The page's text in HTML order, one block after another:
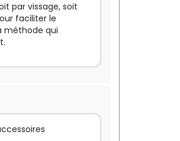
par vissage, soit
faciliter le
méthode qui